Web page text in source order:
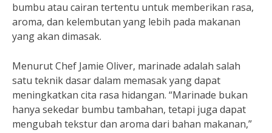
bumbu atau cairan tertentu untuk memberikan rasa,
aroma, dan kelembutan yang lebih pada makanan
yang akan dimasak.
Menurut Chef Jamie Oliver, marinade adalah salah
satu teknik dasar dalam memasak yang dapat
meningkatkan cita rasa hidangan. “Marinade bukan
hanya sekedar bumbu tambahan, tetapi juga dapat
mengubah tekstur dan aroma dari bahan makanan,”